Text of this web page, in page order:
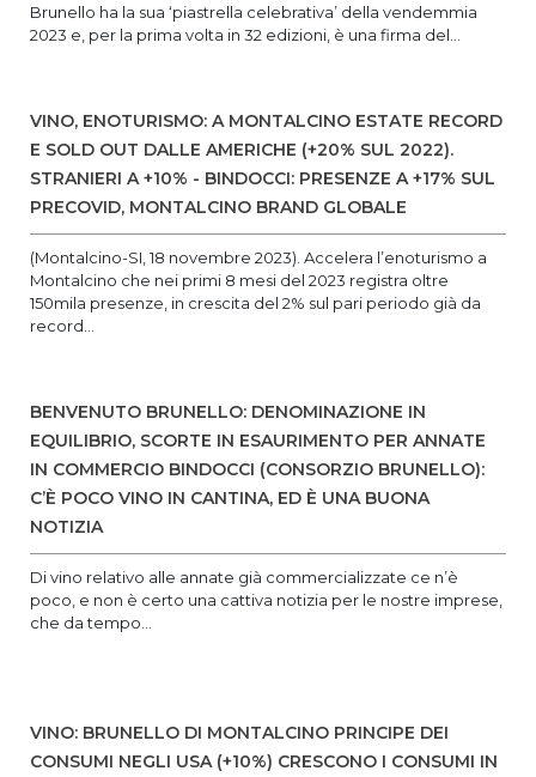
Brunello ha la sua ‘piastrella celebrativa’ della vendemmia
2023 e, per la prima volta in 32 edizioni, è una firma del...
VINO, ENOTURISMO: A MONTALCINO ESTATE RECORD
E SOLD OUT DALLE AMERICHE (+20% SUL 2022).
STRANIERI A +10% - BINDOCCI: PRESENZE A +17% SUL
PRECOVID, MONTALCINO BRAND GLOBALE
(Montalcino-SI, 18 novembre 2023). Accelera l’enoturismo a
Montalcino che nei primi 8 mesi del 2023 registra oltre
150mila presenze, in crescita del 2% sul pari periodo già da
record...
BENVENUTO BRUNELLO: DENOMINAZIONE IN
EQUILIBRIO, SCORTE IN ESAURIMENTO PER ANNATE
IN COMMERCIO BINDOCCI (CONSORZIO BRUNELLO):
C’È POCO VINO IN CANTINA, ED È UNA BUONA
NOTIZIA
Di vino relativo alle annate già commercializzate ce n’è
poco, e non è certo una cattiva notizia per le nostre imprese,
che da tempo...
VINO: BRUNELLO DI MONTALCINO PRINCIPE DEI
CONSUMI NEGLI USA (+10%) CRESCONO I CONSUMI IN